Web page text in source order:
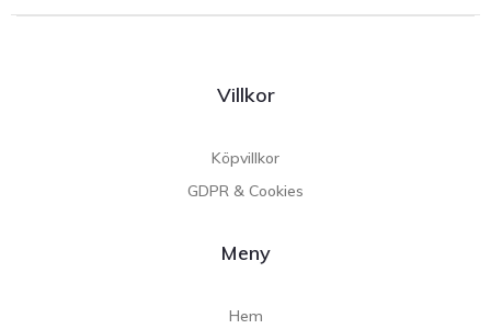
Villkor
Köpvillkor
GDPR & Cookies
Meny
Hem